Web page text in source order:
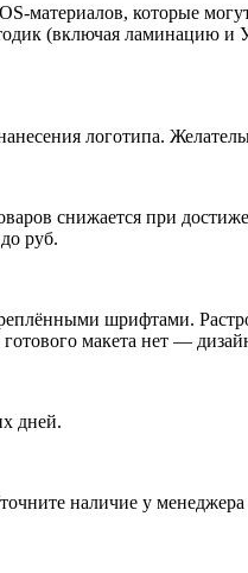
материалов, которые
(включая ламинацию и
логотипа.
снижается при
руб.
шрифтами.
макета нет —
дней.
наличие у